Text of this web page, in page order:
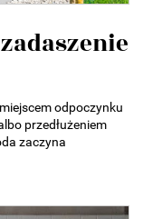
odpoczynku
przedłużeniem
zaczyna